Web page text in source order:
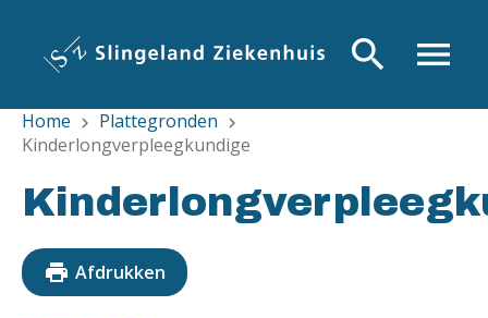
inhoud
gaan
menu
search
Home chevron_right Plattegronden chevron_right
Kinderlongverpleegkundige
print Afdrukken